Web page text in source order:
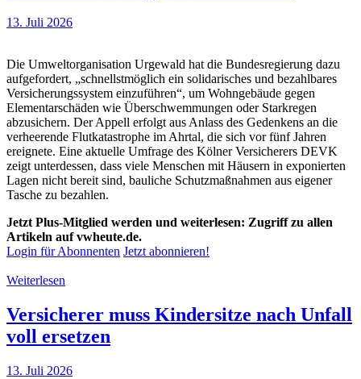
13. Juli 2026
Die Umweltorganisation Urgewald hat die Bundesregierung dazu
aufgefordert, „schnellstmöglich ein solidarisches und bezahlbares
Versicherungssystem einzuführen“, um Wohngebäude gegen
Elementarschäden wie Überschwemmungen oder Starkregen
abzusichern. Der Appell erfolgt aus Anlass des Gedenkens an die
verheerende Flutkatastrophe im Ahrtal, die sich vor fünf Jahren
ereignete. Eine aktuelle Umfrage des Kölner Versicherers DEVK
zeigt unterdessen, dass viele Menschen mit Häusern in exponierten
Lagen nicht bereit sind, bauliche Schutzmaßnahmen aus eigener
Tasche zu bezahlen.
Jetzt Plus-Mitglied werden und weiterlesen: Zugriff zu allen
Artikeln auf vwheute.de.
Login für Abonnenten Jetzt abonnieren!
Weiterlesen
Versicherer muss Kindersitze nach Unfall
voll ersetzen
13. Juli 2026